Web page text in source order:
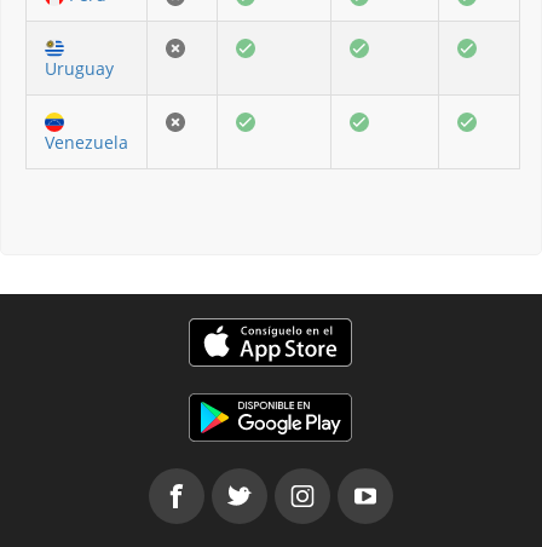
Uruguay
Venezuela